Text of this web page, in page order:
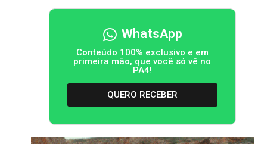
WhatsApp
Conteúdo 100% exclusivo e em
primeira mão, que você só vê no
PA4!
QUERO RECEBER